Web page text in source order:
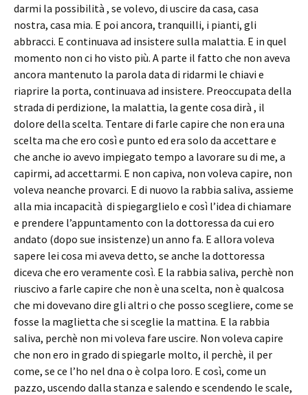
darmi la possibilità , se volevo, di uscire da casa, casa
nostra, casa mia. E poi ancora, tranquilli, i pianti, gli
abbracci. E continuava ad insistere sulla malattia. E in quel
momento non ci ho visto più. A parte il fatto che non aveva
ancora mantenuto la parola data di ridarmi le chiavi e
riaprire la porta, continuava ad insistere. Preoccupata della
strada di perdizione, la malattia, la gente cosa dirà , il
dolore della scelta. Tentare di farle capire che non era una
scelta ma che ero così e punto ed era solo da accettare e
che anche io avevo impiegato tempo a lavorare su di me, a
capirmi, ad accettarmi. E non capiva, non voleva capire, non
voleva neanche provarci. E di nuovo la rabbia saliva, assieme
alla mia incapacità di spiegarglielo e così l’idea di chiamare
e prendere l’appuntamento con la dottoressa da cui ero
andato (dopo sue insistenze) un anno fa. E allora voleva
sapere lei cosa mi aveva detto, se anche la dottoressa
diceva che ero veramente così. E la rabbia saliva, perchè non
riuscivo a farle capire che non è una scelta, non è qualcosa
che mi dovevano dire gli altri o che posso scegliere, come se
fosse la maglietta che si sceglie la mattina. E la rabbia
saliva, perchè non mi voleva fare uscire. Non voleva capire
che non ero in grado di spiegarle molto, il perchè, il per
come, se ce l’ho nel dna o è colpa loro. E così, come un
pazzo, uscendo dalla stanza e salendo e scendendo le scale,